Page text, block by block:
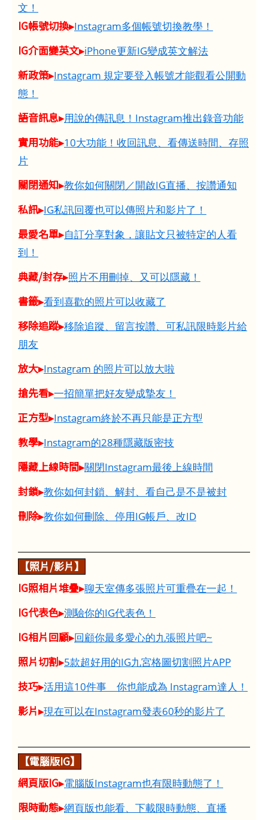
文！
IG帳號切換▸Instagram多個帳號切換教學！
IG介面變英文▸iPhone更新IG變成英文解法
新政策▸Instagram 規定要登入帳號才能觀看公開動
態！
語音訊息▸用說的傳訊息！Instagram推出錄音功能
實用功能▸10大功能！收回訊息、看傳送時間、存照
片
關閉通知▸教你如何關閉／開啟IG直播、按讚通知
私訊▸IG私訊回覆也可以傳照片和影片了！
最愛名單▸自訂分享對象，讓貼文只被特定的人看
到！
典藏/封存▸照片不用刪掉、又可以隱藏！
書籤▸看到喜歡的照片可以收藏了
移除追蹤▸移除追蹤、留言按讚、可私訊限時影片給
朋友
放大▸Instagram 的照片可以放大啦
搶先看▸一招簡單把好友變成摯友！
正方型▸Instagram終於不再只能是正方型
教學▸Instagram的28種隱藏版密技
隱藏上線時間▸關閉Instagram最後上線時間
封鎖▸教你如何封鎖、解封、看自己是不是被封
刪除▸教你如何刪除、停用IG帳戶、改ID
【照片/影片】
IG照相片堆疊▸聊天室傳多張照片可重疊在一起！
IG代表色▸測驗你的IG代表色！
IG相片回顧▸回顧你最多愛心的九張照片吧~
照片切割▸5款超好用的IG九宮格圖切割照片APP
技巧▸活用這10件事 你也能成為 Instagram達人！
影片▸現在可以在Instagram發表60秒的影片了
【電腦版IG】
網頁版IG▸電腦版Instagram也有限時動態了！
限時動態▸網頁版也能看、下載限時動態、直播